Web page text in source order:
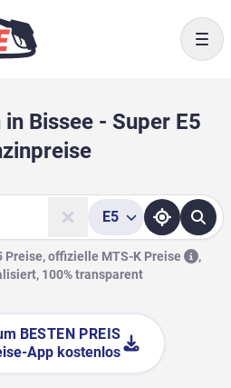
Bissee - Super E5
E5
Preise, offizielle MTS-K Preise
,
100% transparent
BESTEN PREIS
App kostenlos